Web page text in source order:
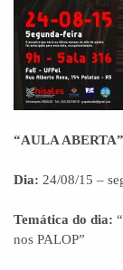
“AULA ABERTA”
Dia: 24/08/15 –
Temática do dia:
nos PALOP”